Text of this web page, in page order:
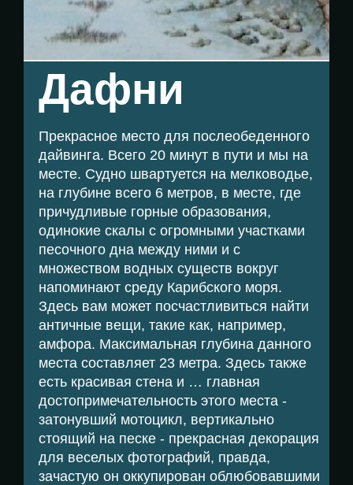
Дафни
Прекрасное место для послеобеденного
дайвинга. Всего 20 минут в пути и мы на
месте. Судно швартуется на мелководье,
на глубине всего 6 метров, в месте, где
причудливые горные образования,
одинокие скалы с огромными участками
песочного дна между ними и с
множеством водных существ вокруг
напоминают среду Карибского моря.
Здесь вам может посчастливиться найти
античные вещи, такие как, например,
амфора. Максимальная глубина данного
места составляет 23 метра. Здесь также
есть красивая стена и … главная
достопримечательность этого места -
затонувший мотоцикл, вертикально
стоящий на песке - прекрасная декорация
для веселых фотографий, правда,
зачастую он оккупирован облюбовавшими